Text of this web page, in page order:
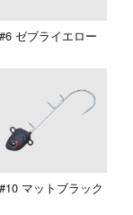
#6 ゼブライエロー
#10 マットブラック